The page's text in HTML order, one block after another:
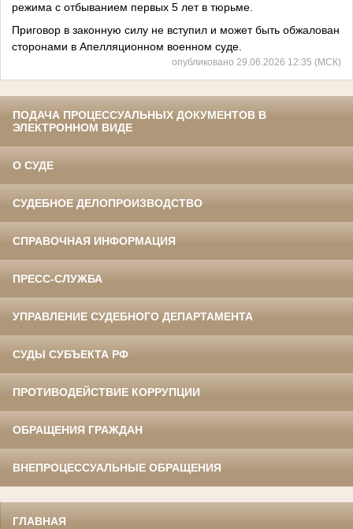
режима с отбыванием первых 5 лет в тюрьме.
Приговор в законную силу не вступил и может быть обжалован
сторонами в Апелляционном военном суде.
опубликовано 29.06.2026 12:35 (МСК)
ПОДАЧА ПРОЦЕССУАЛЬНЫХ ДОКУМЕНТОВ В
ЭЛЕКТРОННОМ ВИДЕ
О СУДЕ
СУДЕБНОЕ ДЕЛОПРОИЗВОДСТВО
СПРАВОЧНАЯ ИНФОРМАЦИЯ
ПРЕСС-СЛУЖБА
УПРАВЛЕНИЕ СУДЕБНОГО ДЕПАРТАМЕНТА
СУДЫ СУБЪЕКТА РФ
ПРОТИВОДЕЙСТВИЕ КОРРУПЦИИ
ОБРАЩЕНИЯ ГРАЖДАН
ВНЕПРОЦЕССУАЛЬНЫЕ ОБРАЩЕНИЯ
ГЛАВНАЯ